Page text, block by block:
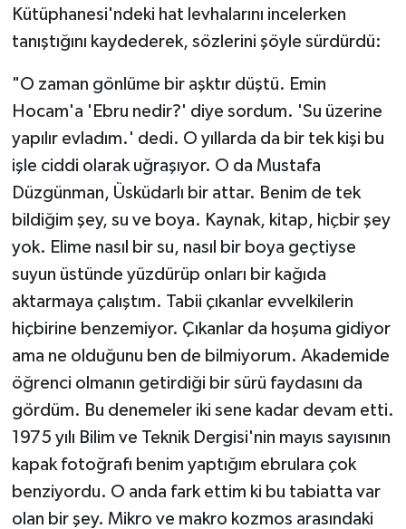
Kütüphanesi'ndeki hat levhalarını incelerken
tanıştığını kaydederek, sözlerini şöyle sürdürdü:
"O zaman gönlüme bir aşktır düştü. Emin
Hocam'a 'Ebru nedir?' diye sordum. 'Su üzerine
yapılır evladım.' dedi. O yıllarda da bir tek kişi bu
işle ciddi olarak uğraşıyor. O da Mustafa
Düzgünman, Üsküdarlı bir attar. Benim de tek
bildiğim şey, su ve boya. Kaynak, kitap, hiçbir şey
yok. Elime nasıl bir su, nasıl bir boya geçtiyse
suyun üstünde yüzdürüp onları bir kağıda
aktarmaya çalıştım. Tabii çıkanlar evvelkilerin
hiçbirine benzemiyor. Çıkanlar da hoşuma gidiyor
ama ne olduğunu ben de bilmiyorum. Akademide
öğrenci olmanın getirdiği bir sürü faydasını da
gördüm. Bu denemeler iki sene kadar devam etti.
1975 yılı Bilim ve Teknik Dergisi'nin mayıs sayısının
kapak fotoğrafı benim yaptığım ebrulara çok
benziyordu. O anda fark ettim ki bu tabiatta var
olan bir şey. Mikro ve makro kozmos arasındaki
Yalova Müftülüğü
Yozgat Müftülüğü
Zonguldak Müftülüğü